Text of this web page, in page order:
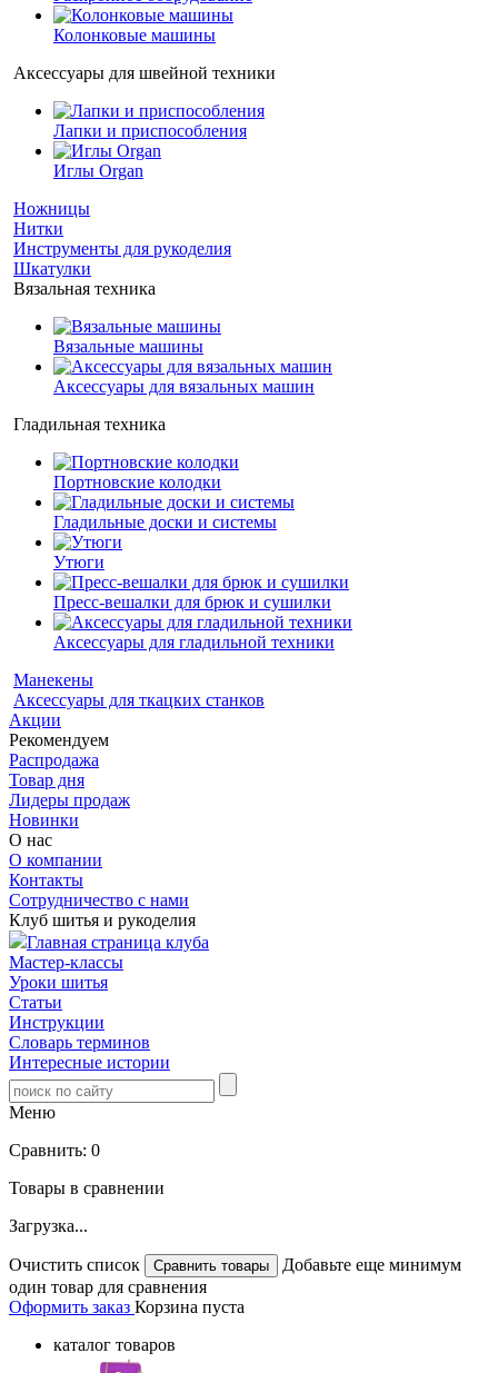
Колонковые машины
Аксессуары для швейной техники
Лапки и приспособления
Иглы Organ
Ножницы
Нитки
Инструменты для рукоделия
Шкатулки
Вязальная техника
Вязальные машины
Аксессуары для вязальных машин
Гладильная техника
Портновские колодки
Гладильные доски и системы
Утюги
Пресс-вешалки для брюк и сушилки
Аксессуары для гладильной техники
Манекены
Аксессуары для ткацких станков
Акции
Рекомендуем
Распродажа
Товар дня
Лидеры продаж
Новинки
О нас
О компании
Контакты
Сотрудничество с нами
Клуб шитья и рукоделия
Главная страница клуба
Мастер-классы
Уроки шитья
Статьи
Инструкции
Словарь терминов
Интересные истории
Меню
Сравнить: 0
Товары в сравнении
Загрузка...
Очистить список
Добавьте еще минимум
один товар для сравнения
Оформить заказ Корзина пуста
каталог товаров